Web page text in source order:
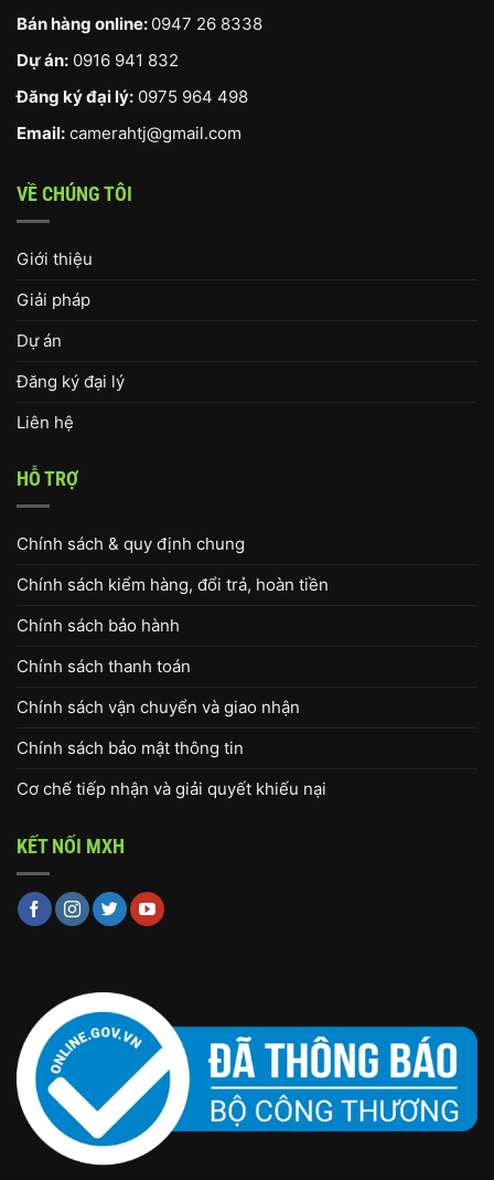
Bán hàng online: 0947 26 8338
Dự án: 0916 941 832
Đăng ký đại lý: 0975 964 498
Email: camerahtj@gmail.com
VỀ CHÚNG TÔI
Giới thiệu
Giải pháp
Dự án
Đăng ký đại lý
Liên hệ
HỖ TRỢ
Chính sách & quy định chung
Chính sách kiểm hàng, đổi trả, hoàn tiền
Chính sách bảo hành
Chính sách thanh toán
Chính sách vận chuyển và giao nhận
Chính sách bảo mật thông tin
Cơ chế tiếp nhận và giải quyết khiếu nại
KẾT NỐI MXH